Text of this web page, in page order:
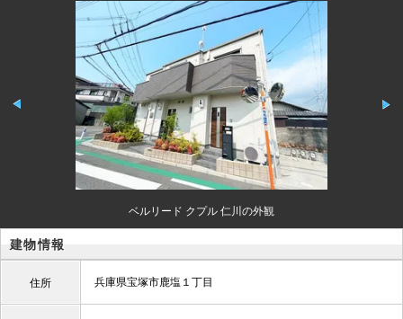
ベルリード クプル 仁川の外観
建物情報
住所 兵庫県宝塚市鹿塩１丁目